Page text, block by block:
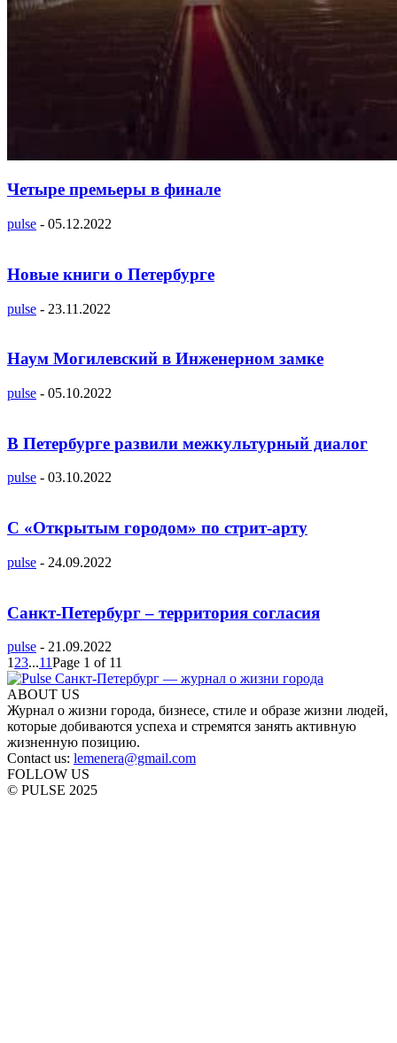
Четыре премьеры в финале
pulse - 05.12.2022
Новые книги о Петербурге
pulse - 23.11.2022
Наум Могилевский в Инженерном замке
pulse - 05.10.2022
В Петербурге развили межкультурный диалог
pulse - 03.10.2022
C «Открытым городом» по стрит-арту
pulse - 24.09.2022
Санкт-Петербург – территория согласия
pulse - 21.09.2022
1 23...11Page 1 of 11
ABOUT US
Журнал о жизни города, бизнесе, стиле и образе жизни людей,
которые добиваются успеха и стремятся занять активную
жизненную позицию.
Contact us: lemenera@gmail.com
FOLLOW US
© PULSE 2025